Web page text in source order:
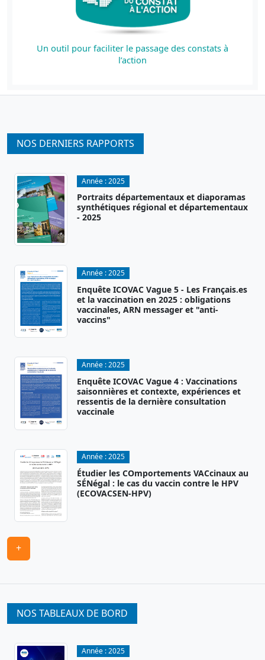
Un outil pour faciliter le passage des constats à
l’action
NOS DERNIERS RAPPORTS
Année :2025
Portraits départementaux et diaporamas
synthétiques régional et départementaux
- 2025
Année :2025
Enquête ICOVAC Vague 5 - Les Français.es
et la vaccination en 2025 : obligations
vaccinales, ARN messager et "anti-
vaccins"
Année :2025
Enquête ICOVAC Vague 4 : Vaccinations
saisonnières et contexte, expériences et
ressentis de la dernière consultation
vaccinale
Année :2025
Étudier les COmportements VACcinaux au
SÉNégal : le cas du vaccin contre le HPV
(ECOVACSEN-HPV)
+
NOS TABLEAUX DE BORD
Année :2025